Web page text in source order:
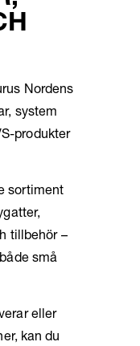
Nordens
system
produkter
sortiment
tillbehör –
små
eller
kan du